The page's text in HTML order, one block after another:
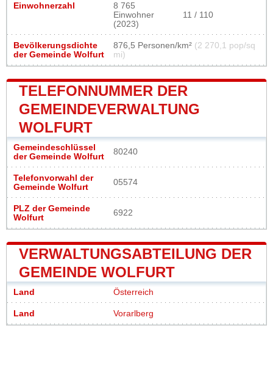
Einwohnerzahl
8 765
Einwohner
(2023)
11 / 110
Bevölkerungsdichte
der Gemeinde Wolfurt
876,5 Personen/km² (2 270,1 pop/sq
mi)
TELEFONNUMMER DER
GEMEINDEVERWALTUNG
WOLFURT
Gemeindeschlüssel
der Gemeinde Wolfurt
80240
Telefonvorwahl der
Gemeinde Wolfurt
05574
PLZ der Gemeinde
Wolfurt
6922
VERWALTUNGSABTEILUNG DER
GEMEINDE WOLFURT
Land Österreich
Land Vorarlberg